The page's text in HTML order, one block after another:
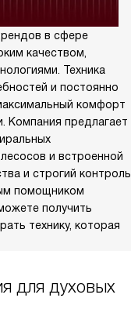
в сфере
качеством,
Техника
и постоянно
комфорт
Компания предлагает
и встроенной
и строгий контроль
помощником
получить
технику, которая
для духовых